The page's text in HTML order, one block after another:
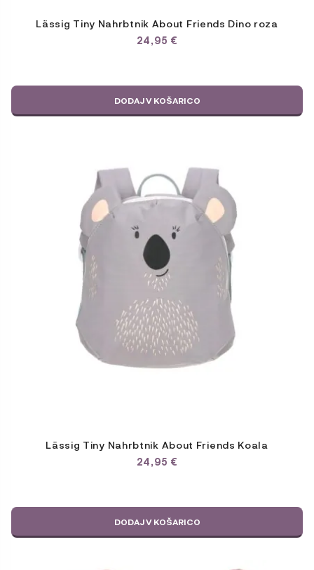
Lässig Tiny Nahrbtnik About Friends Dino roza
24,95 €
DODAJ V KOŠARICO
Lässig Tiny Nahrbtnik About Friends Koala
24,95 €
DODAJ V KOŠARICO